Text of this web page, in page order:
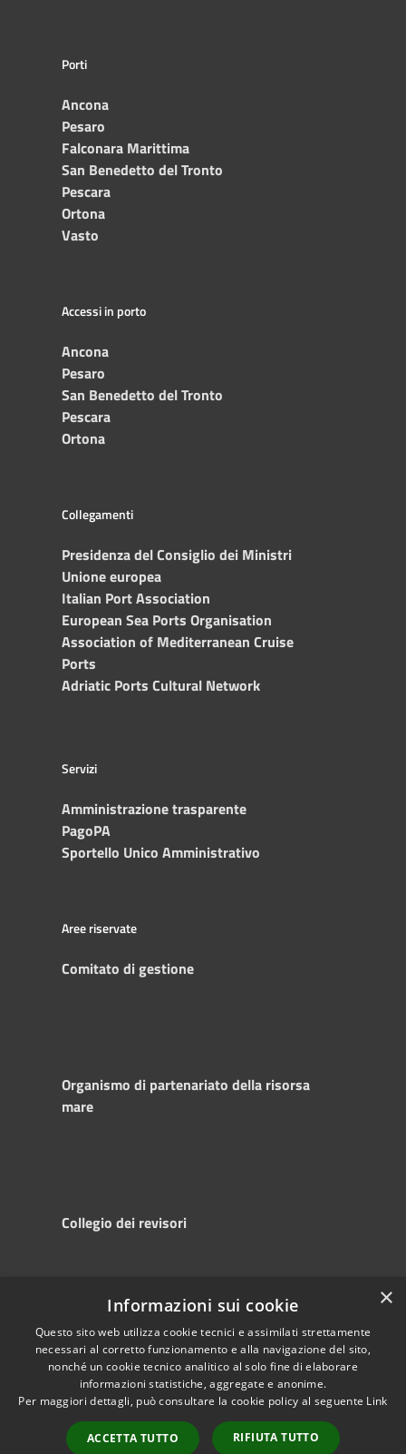
Porti
Ancona
Pesaro
Falconara Marittima
San Benedetto del Tronto
Pescara
Ortona
Vasto
Accessi in porto
Ancona
Pesaro
San Benedetto del Tronto
Pescara
Ortona
Collegamenti
Presidenza del Consiglio dei Ministri
Unione europea
Italian Port Association
European Sea Ports Organisation
Association of Mediterranean Cruise
Ports
Adriatic Ports Cultural Network
Servizi
Amministrazione trasparente
PagoPA
Sportello Unico Amministrativo
Aree riservate
Comitato di gestione
Organismo di partenariato della risorsa
mare
Collegio dei revisori
Accessibility
Privacy
Cookie
Sitemap
Copyright © 2025
Autorità di
Sistema Portuale
del Mare Adriatico
Centrale
Powered by
Municipium
×
Informazioni sui cookie
Questo sito web utilizza cookie tecnici e assimilati strettamente
necessari al corretto funzionamento e alla navigazione del sito,
nonché un cookie tecnico analitico al solo fine di elaborare
informazioni statistiche, aggregate e anonime.
Per maggiori dettagli, può consultare la cookie policy al seguente Link
ACCETTA TUTTO RIFIUTA TUTTO